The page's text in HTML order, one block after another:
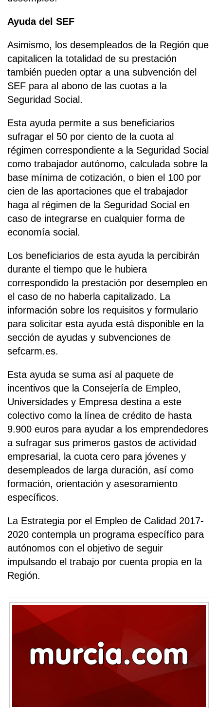
Ayuda del SEF
Asimismo, los desempleados de la Región que
capitalicen la totalidad de su prestación
también pueden optar a una subvención del
SEF para al abono de las cuotas a la
Seguridad Social.
Esta ayuda permite a sus beneficiarios
sufragar el 50 por ciento de la cuota al
régimen correspondiente a la Seguridad Social
como trabajador autónomo, calculada sobre la
base mínima de cotización, o bien el 100 por
cien de las aportaciones que el trabajador
haga al régimen de la Seguridad Social en
caso de integrarse en cualquier forma de
economía social.
Los beneficiarios de esta ayuda la percibirán
durante el tiempo que le hubiera
correspondido la prestación por desempleo en
el caso de no haberla capitalizado. La
información sobre los requisitos y formulario
para solicitar esta ayuda está disponible en la
sección de ayudas y subvenciones de
sefcarm.es.
Esta ayuda se suma así al paquete de
incentivos que la Consejería de Empleo,
Universidades y Empresa destina a este
colectivo como la línea de crédito de hasta
9.900 euros para ayudar a los emprendedores
a sufragar sus primeros gastos de actividad
empresarial, la cuota cero para jóvenes y
desempleados de larga duración, así como
formación, orientación y asesoramiento
específicos.
La Estrategia por el Empleo de Calidad 2017-
2020 contempla un programa específico para
autónomos con el objetivo de seguir
impulsando el trabajo por cuenta propia en la
Región.